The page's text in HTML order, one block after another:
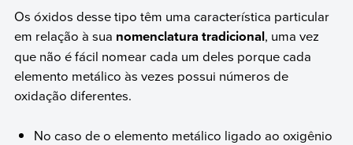
Os óxidos desse tipo têm uma característica particular
em relação à sua nomenclatura tradicional, uma vez
que não é fácil nomear cada um deles porque cada
elemento metálico às vezes possui números de
oxidação diferentes.
No caso de o elemento metálico ligado ao oxigênio